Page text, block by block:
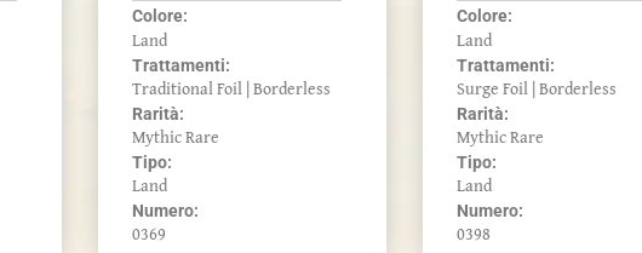
Colore:
Land
Trattamenti:
Traditional Foil | Borderless
Rarità:
Mythic Rare
Tipo:
Land
Numero:
0369
Colore:
Land
Trattamenti:
Surge Foil | Borderless
Rarità:
Mythic Rare
Tipo:
Land
Numero:
0398